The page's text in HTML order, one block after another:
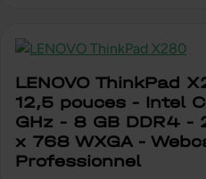
LENOVO ThinkPad
12,5 pouces - Intel
GHz - 8 GB DDR4 -
x 768 WXGA -
Professionnel